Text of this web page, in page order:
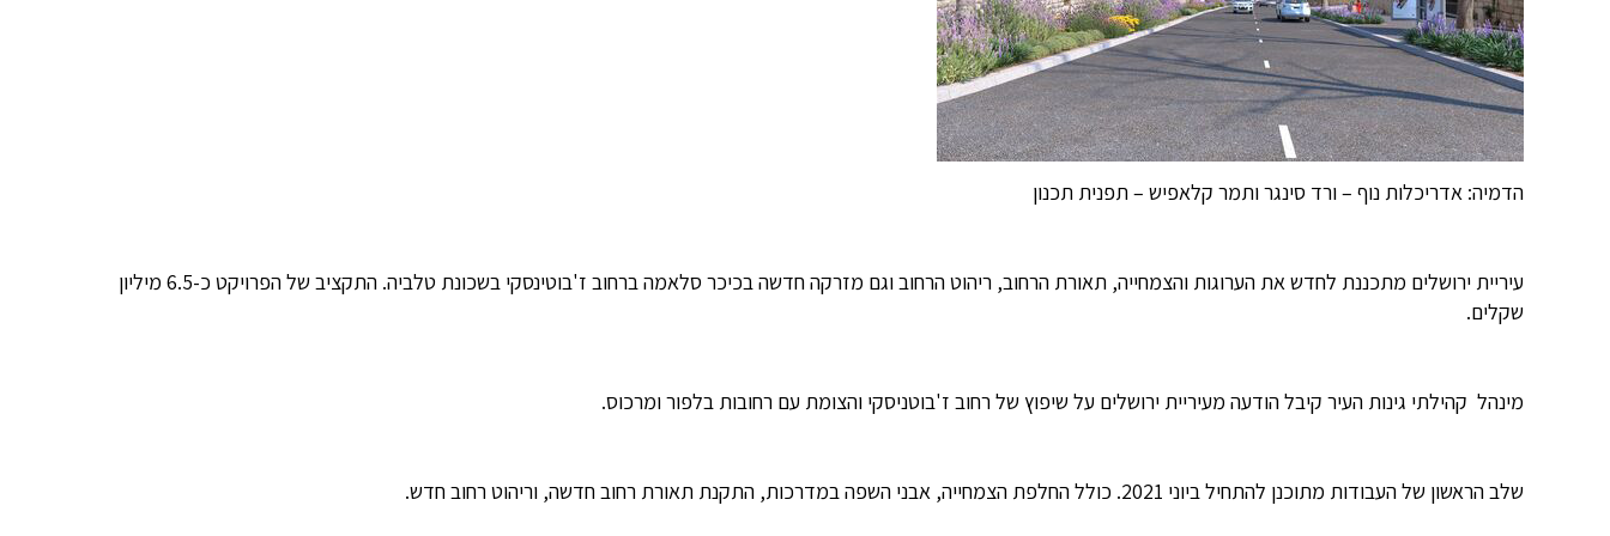
הדמיה: אדריכלות נוף – ורד סינגר ותמר קלאפיש – תפנית תכנון
עיריית ירושלים מתכננת לחדש את הערוגות והצמחייה, תאורת הרחוב, ריהוט הרחוב וגם מזרקה חדשה בכיכר סלאמה ברחוב ז'בוטינסקי בשכונת טלביה. התקציב של הפרויקט כ-6.5 מיליון
שקלים.
מינהל קהילתי גינות העיר קיבל הודעה מעיריית ירושלים על שיפוץ של רחוב ז'בוטניסקי והצומת עם רחובות בלפור ומרכוס.
שלב הראשון של העבודות מתוכנן להתחיל ביוני 2021. כולל החלפת הצמחייה, אבני השפה במדרכות, התקנת תאורת רחוב חדשה, וריהוט רחוב חדש.